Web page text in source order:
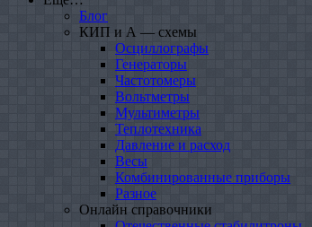
Блог
КИП и А — схемы
Осциллографы
Генераторы
Частотомеры
Вольтметры
Мультиметры
Теплотехника
Давление и расход
Весы
Комбинированные приборы
Разное
Онлайн справочники